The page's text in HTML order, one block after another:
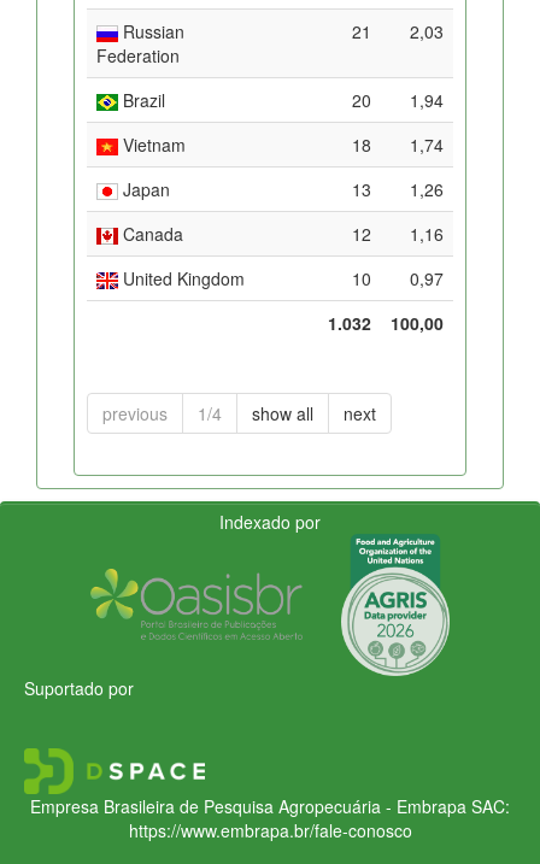
Russian
Federation
21 2,03
Brazil 20
1,94
Vietnam
18
1,74
Japan
13
1,26
Canada
12
1,16
United Kingdom
10
0,97
1.032
100,00
previous 1/4 show all next
Indexado por
Suportado por
Empresa Brasileira de Pesquisa Agropecuária - Embrapa SAC:
https://www.embrapa.br/fale-conosco